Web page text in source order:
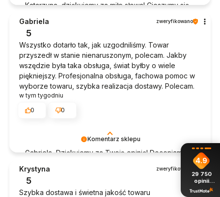
Katarzyna, dziękujemy za miłe słowa! Cieszymy się,
możemy zapewnić odpowiednią obsługę tak
świetnym klientom. Dziękujemy raz jeszcze!
Komentarz sklepu
Gabriela, Dziękujemy za Twoją opinię! Doceniamy
doświadczeniem. Jesteśmy szczęśliwi, że mamy
takich klientów. Z pozdrowieniami, obsługa sklepu.
Gabriela zweryfikowano
5
Wszystko dotarło tak, jak uzgodniliśmy. Towar
przyszedł w stanie nienaruszonym, polecam. Jakby
wszędzie była taka obsługa, świat byłby o wiele
piękniejszy. Profesjonalna obsługa, fachowa pomoc w
wyborze towaru, szybka realizacja dostawy. Polecam.
w tym tygodniu
0
0
Krystyna zweryfikowano
5
Szybka dostawa i świetna jakość towaru
4.9
29 750
opinii
z całego
okresu